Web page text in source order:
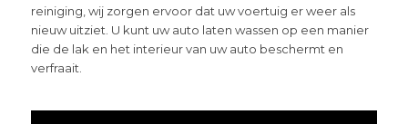
reiniging, wij zorgen ervoor dat uw voertuig er weer als
nieuw uitziet. U kunt uw auto laten wassen op een manier
die de lak en het interieur van uw auto beschermt en
verfraait.